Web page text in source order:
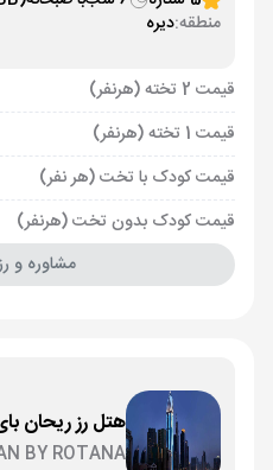
منطقه:دیره
قیمت 2 تخته (هرنفر)
قیمت 1 تخته (هرنفر)
قیمت کودک با تخت (هر نفر)
قیمت کودک بدون تخت (هرنفر)
مشاوره و
هتل رز ریحان
BY ROTANA